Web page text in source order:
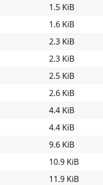
1.5 KiB
1.6 KiB
2.3 KiB
2.3 KiB
2.5 KiB
2.6 KiB
4.4 KiB
4.4 KiB
9.6 KiB
10.9 KiB
11.9 KiB